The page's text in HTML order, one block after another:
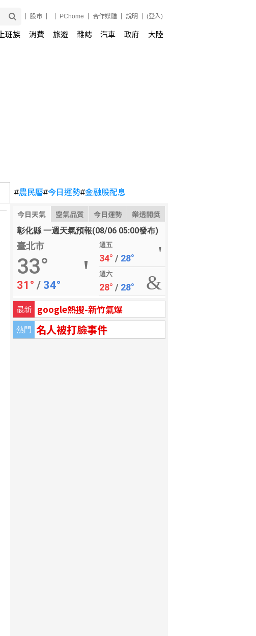
股市 PChome 合作媒體 說明 (登入)
上班族 消費 旅遊 雜誌 汽車 政府 大陸
#農民曆#今日運勢#金融股配息
今日天氣 空氣品質 今日運勢 樂透開獎
彰化縣 一週天氣預報(08/06 05:00發布)
臺北市
33°
31° / 34°
週五
34° / 28°
週六
28° / 28°
最新 google熱搜-新竹氣爆
熱門 名人被打臉事件